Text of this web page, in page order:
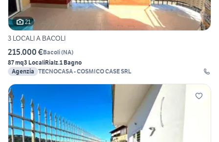
21
3 LOCALI A BACOLI
215.000 €Bacoli(NA)
87 mq3 LocaliRialz.1 Bagno
Agenzia TECNOCASA - COSMICO CASE SRL